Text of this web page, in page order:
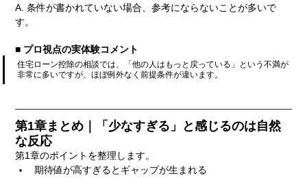
A. 条件が書かれていない場合、参考にならないことが多いで
す。
■ プロ視点の実体験コメント
住宅ローン控除の相談では、「他の人はもっと戻っている」という不満が
非常に多いですが、ほぼ例外なく前提条件が違います。
第1章まとめ｜「少なすぎる」と感じるのは自然
な反応
第1章のポイントを整理します。
期待値が高すぎるとギャップが生まれる